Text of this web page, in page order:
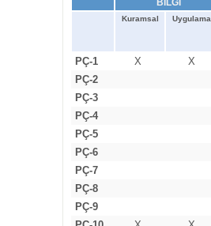
Kuramsal
PÇ-1 X
X
PÇ-2
PÇ-3
PÇ-4
PÇ-5
PÇ-6
PÇ-7
PÇ-8
PÇ-9